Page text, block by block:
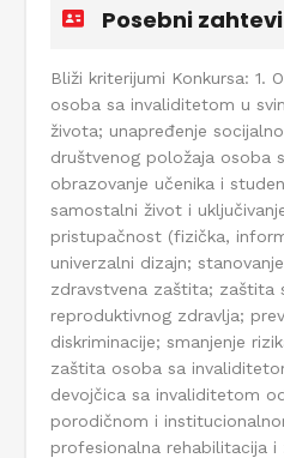
Posebni
Bliži kriterijumi Konkursa: 1.
osoba sa invaliditetom u
života; unapređenje
društvenog položaja osoba
obrazovanje učenika i
samostalni život i
pristupačnost (fizička,
univerzalni dizajn;
zdravstvena zaštita; zaštita
reproduktivnog zdravlja;
diskriminacije; smanjenje
zaštita osoba sa
devojčica sa invaliditetom
porodičnom i
profesionalna rehabilitacija i